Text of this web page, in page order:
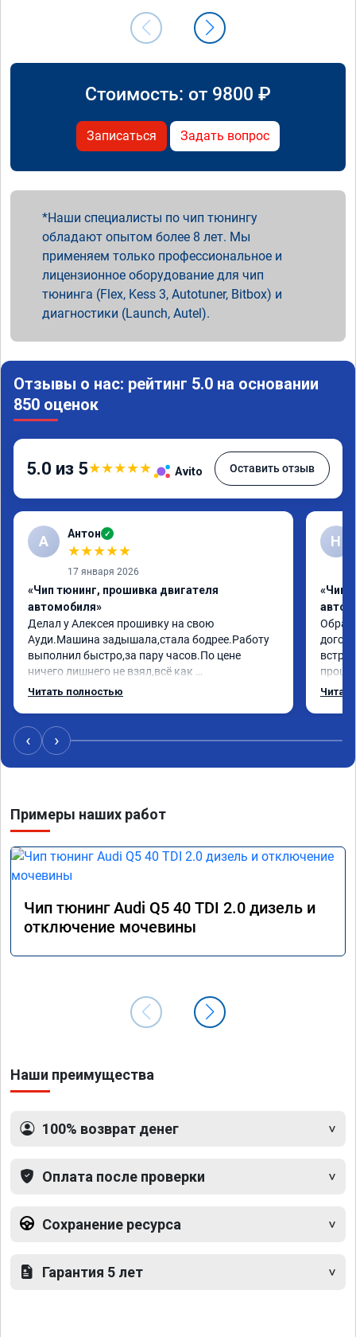
Стоимость: от 9800 ₽
Записаться Задать вопрос
Наши специалисты по чип тюнингу
обладают опытом более 8 лет. Мы
применяем только профессиональное и
лицензионное оборудование для чип
тюнинга (Flex, Kess 3, Autotuner, Bitbox) и
диагностики (Launch, Autel).
Отзывы о нас: рейтинг 5.0 на основании
850 оценок
5.0 из 5★★★★★ Avito Оставить отзыв
А Антон ✓
★★★★★
17 января 2026
«Чип тюнинг, прошивка двигателя
автомобиля»
Делал у Алексея прошивку на свою
Ауди.Машина задышала,стала бодрее.Работу
выполнил быстро,за пару часов.По цене
ничего лишнего не взял,всё как
договаривались заранее.После работы
поломки авто.Однозначно рекомендую
Алексея как грамотного специалиста!
Читать полностью
Н
«Чип
Арман
‹ ›
Примеры наших работ
Чип тюнинг Audi Q5 40 TDI 2.0 дизель и
отключение мочевины
Наши преимущества
100% возврат денег
Оплата после проверки
Сохранение ресурса
Гарантия 5 лет